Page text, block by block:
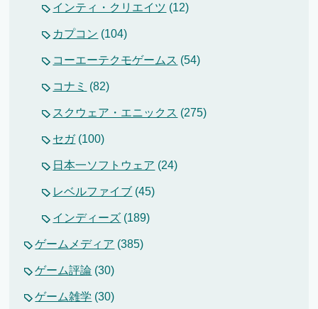
インティ・クリエイツ (12)
カプコン (104)
コーエーテクモゲームス (54)
コナミ (82)
スクウェア・エニックス (275)
セガ(100)
日本一ソフトウェア (24)
レベルファイブ (45)
インディーズ (189)
ゲームメディア (385)
ゲーム評論 (30)
ゲーム雑学 (30)